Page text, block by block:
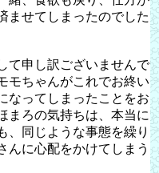
ませてしまったのでした
て申し訳ございませんで
モちゃんがこれでお終い
なってしまったことをお
まろの気持ちは、本当に
、同じような事態を繰り
んに心配をかけてしまう